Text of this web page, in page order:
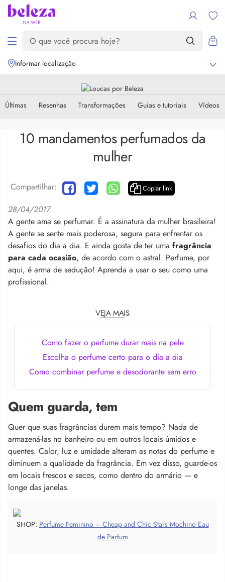
Informar localização
Últimas Resenhas Transformações Guias e tutoriais Vídeos
10 mandamentos perfumados da
mulher
Compartilhar: Copiar link
28/04/2017
A gente ama se perfumar. É a assinatura da mulher brasileira!
A gente se sente mais poderosa, segura para enfrentar os
desafios do dia a dia. E ainda gosta de ter uma fragrância
para cada ocasião, de acordo com o astral. Perfume, por
aqui, é arma de sedução! Aprenda a usar o seu como uma
profissional.
VEJA MAIS
Como fazer o perfume durar mais na pele
Escolha o perfume certo para o dia a dia
Como combinar perfume e desodorante sem erro
Quem guarda, tem
Quer que suas fragrâncias durem mais tempo? Nada de
armazená-las no banheiro ou em outros locais úmidos e
quentes. Calor, luz e umidade alteram as notas do perfume e
diminuem a qualidade da fragrância. Em vez disso, guarde-os
em locais frescos e secos, como dentro do armário — e
longe das janelas.
SHOP: Perfume Feminino – Cheap and Chic Stars Mochino Eau
de Parfum